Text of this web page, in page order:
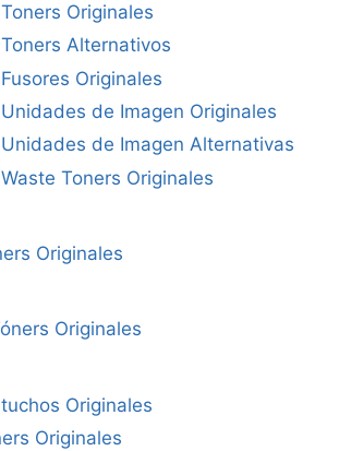
Originales
Alternativos
Originales
de Imagen Originales
de Imagen Alternativas
Toners Originales
Originales
Originales
Originales
Originales